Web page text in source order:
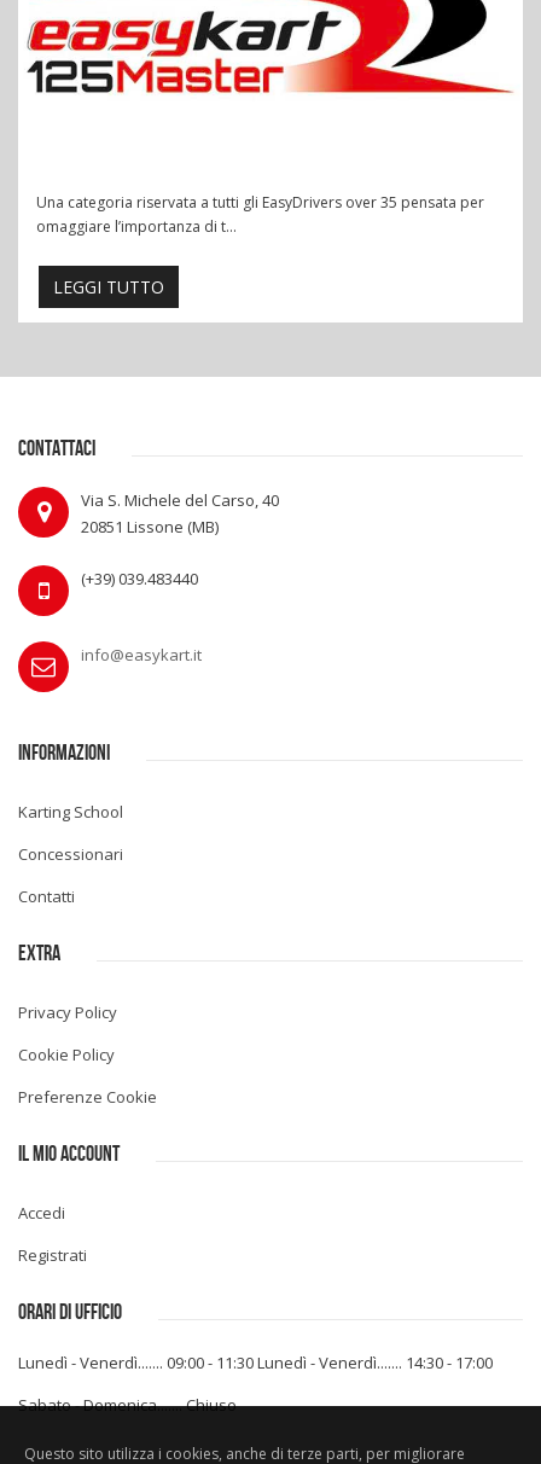
Una categoria riservata a tutti gli EasyDrivers over 35 pensata per
omaggiare l’importanza di t...
LEGGI TUTTO
CONTATTACI
Via S. Michele del Carso, 40
20851 Lissone (MB)
(+39) 039.483440
info@easykart.it
INFORMAZIONI
Karting School
Concessionari
Contatti
EXTRA
Privacy Policy
Cookie Policy
Preferenze Cookie
IL MIO ACCOUNT
Accedi
Registrati
ORARI DI UFFICIO
Lunedì - Venerdì....... 09:00 - 11:30Lunedì - Venerdì....... 14:30 - 17:00
Sabato - Domenica....... Chiuso
Questo sito utilizza i cookies, anche di terze parti, per migliorare